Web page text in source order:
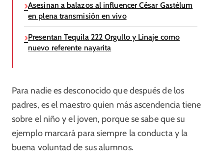
Asesinan a balazos al influencer César Gastélum
en plena transmisión en vivo
Presentan Tequila 222 Orgullo y Linaje como
nuevo referente nayarita
Para nadie es desconocido que después de los
padres, es el maestro quien más ascendencia tiene
sobre el niño y el joven, porque se sabe que su
ejemplo marcará para siempre la conducta y la
buena voluntad de sus alumnos.